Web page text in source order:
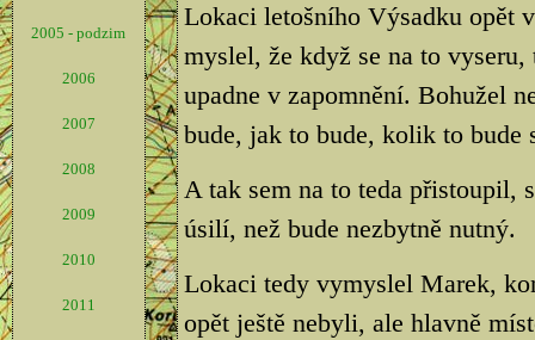
2005 - podzim
2006
2007
2008
2009
2010
2011
Lokaci letošního Výsadku opět
myslel, že když se na to
upadne v zapomnění. Bohužel
bude, jak to bude, kolik to bude
A tak sem na to teda přistoupil,
úsilí, než bude nezbytně nutný.
Lokaci tedy vymyslel Marek,
opět ještě nebyli, ale hlavně